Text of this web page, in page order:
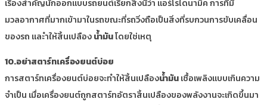
เรื่องสำคัญนักออกแบบรถยนต์เรียกสิ่งนี้ว่า แอร์โรไดนามิค การที่มี
มวลอากาศที่มากเข้ามาในรถขณะที่รถวิ่งถือเป็นสิ่งที่รบกวนการขับเคลื่อน
ของรถ และำให้สิ้นเปลืองน้ำมันโดยใช่เหตุ
10.อย่าสตาร์ทเครื่องยนต์บ่อย
การสตาร์ทเครื่องยนต์บ่อยจะทำให้สิ้นเปลืองน้ำมันเชื้อเพลิงแบบเกินความ
จำเป็น เมื่อเครื่องยนต์ถูกสตาร์ทอัตราสิ้นเปลืองของพลังงานจะเกิดขึ้นมา